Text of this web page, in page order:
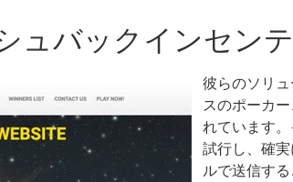
ュバックインセン
彼らのソリ
スのポーカ
れています
試行し、確
ルで送信す